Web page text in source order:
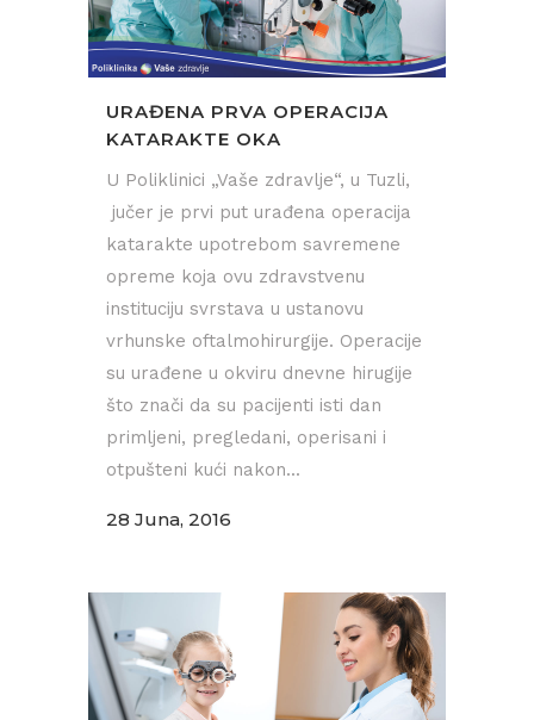
URAĐENA PRVA OPERACIJA
KATARAKTE OKA
U Poliklinici „Vaše zdravlje“, u Tuzli,
jučer je prvi put urađena operacija
katarakte upotrebom savremene
opreme koja ovu zdravstvenu
instituciju svrstava u ustanovu
vrhunske oftalmohirurgije. Operacije
su urađene u okviru dnevne hirugije
što znači da su pacijenti isti dan
primljeni, pregledani, operisani i
otpušteni kući nakon...
28 Juna, 2016